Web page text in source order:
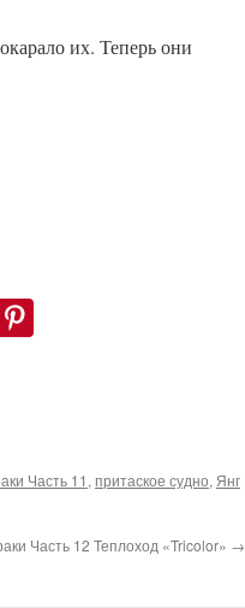
их. Теперь они
Часть 11 , притаское судно, Янг
Часть 12 Теплоход «Tricolor» →